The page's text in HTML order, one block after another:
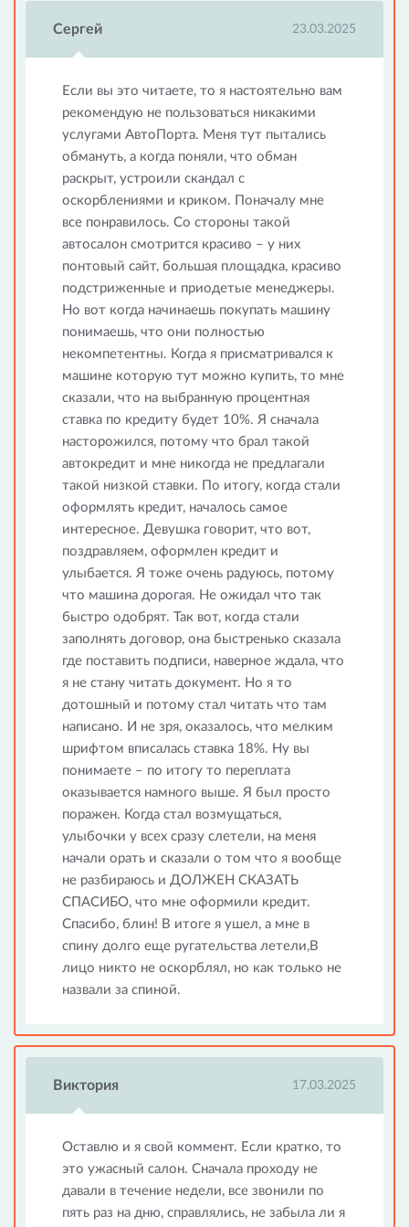
Сергей 23.03.2025
Если вы это читаете, то я настоятельно вам
рекомендую не пользоваться никакими
услугами АвтоПорта. Меня тут пытались
обмануть, а когда поняли, что обман
раскрыт, устроили скандал с
оскорблениями и криком. Поначалу мне
все понравилось. Со стороны такой
автосалон смотрится красиво – у них
понтовый сайт, большая площадка, красиво
подстриженные и приодетые менеджеры.
Но вот когда начинаешь покупать машину
понимаешь, что они полностью
некомпетентны. Когда я присматривался к
машине которую тут можно купить, то мне
сказали, что на выбранную процентная
ставка по кредиту будет 10%. Я сначала
насторожился, потому что брал такой
автокредит и мне никогда не предлагали
такой низкой ставки. По итогу, когда стали
оформлять кредит, началось самое
интересное. Девушка говорит, что вот,
поздравляем, оформлен кредит и
улыбается. Я тоже очень радуюсь, потому
что машина дорогая. Не ожидал что так
быстро одобрят. Так вот, когда стали
заполнять договор, она быстренько сказала
где поставить подписи, наверное ждала, что
я не стану читать документ. Но я то
дотошный и потому стал читать что там
написано. И не зря, оказалось, что мелким
шрифтом вписалась ставка 18%. Ну вы
понимаете – по итогу то переплата
оказывается намного выше. Я был просто
поражен. Когда стал возмущаться,
улыбочки у всех сразу слетели, на меня
начали орать и сказали о том что я вообще
не разбираюсь и ДОЛЖЕН СКАЗАТЬ
СПАСИБО, что мне оформили кредит.
Спасибо, блин! В итоге я ушел, а мне в
спину долго еще ругательства летели,В
лицо никто не оскорблял, но как только не
назвали за спиной.
Виктория 17.03.2025
Оставлю и я свой коммент. Если кратко, то
это ужасный салон. Сначала проходу не
давали в течение недели, все звонили по
пять раз на дню, справлялись, не забыла ли я